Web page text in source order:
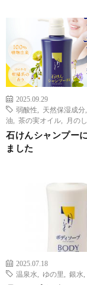
2025.09.29
弱酸性
天然保湿成分
油
茶の実オイル 月の
石けんシャンプー
ました
2025.07.18
温泉水
ゆの里 銀水